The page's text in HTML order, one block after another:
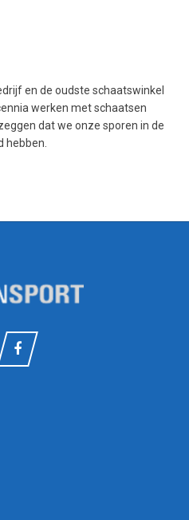
en de oudste schaatswinkel
werken met schaatsen
dat we onze sporen in de
hebben.